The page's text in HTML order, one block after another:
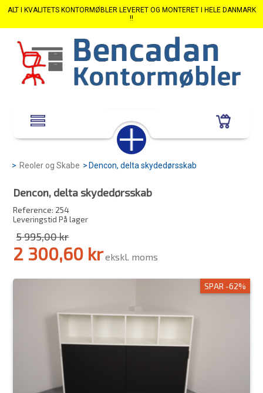
ALT I KVALITETS KONTORMØBLER LEVERET OG MONTERET I HELE DANMARK
!!
> Reoler og Skabe > Dencon, delta skydedørsskab
Dencon, delta skydedørsskab
Reference: 254
Leveringstid På lager
5 995,00 kr
2 300,60 krekskl. moms
SPAR -62%